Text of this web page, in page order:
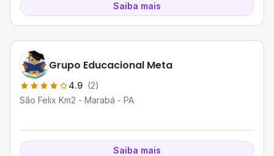
Saiba mais
Grupo Educacional Meta
4.9 (2)
São Felix Km2 - Marabá - PA
Saiba mais